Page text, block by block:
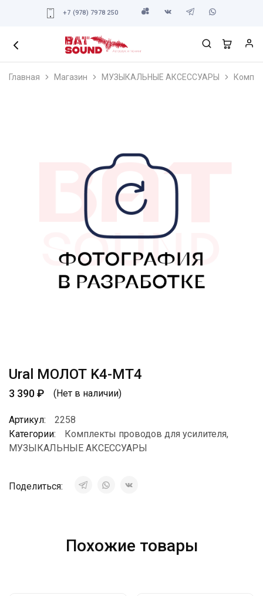
+7 (978) 7978 250
Главная Магазин МУЗЫКАЛЬНЫЕ АКСЕССУАРЫ
Ural МОЛОТ K4-MT4
3 390₽ (Нет в наличии)
Артикул:
2258
Категории:
Комплекты проводов для усилителя,
МУЗЫКАЛЬНЫЕ АКСЕССУАРЫ
Поделиться:
Похожие товары